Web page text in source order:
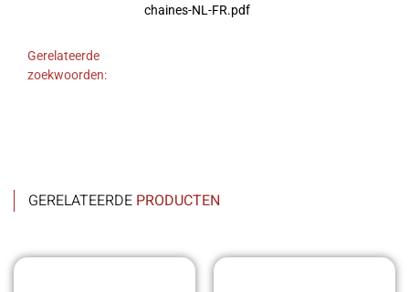
chaines-NL-FR.pdf
Gerelateerde
zoekwoorden:
GERELATEERDE PRODUCTEN